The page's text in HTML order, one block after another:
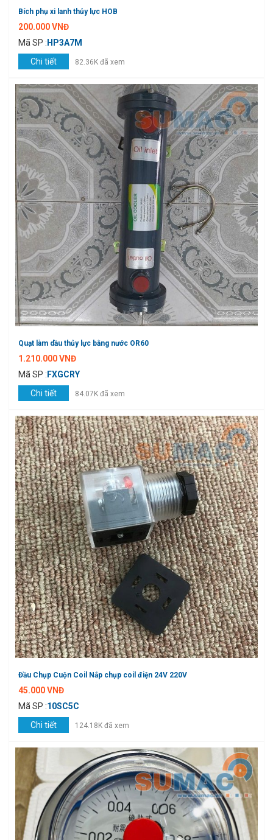
Bích phụ xi lanh thủy lực HOB
200.000 VNĐ
Mã SP : HP3A7M
Chi tiết
82.36K đã xem
Quạt làm dầu thủy lực bằng nước OR60
1.210.000 VNĐ
Mã SP : FXGCRY
Chi tiết
84.07K đã xem
Đầu Chụp Cuộn Coil Nắp chụp coil điện 24V 220V
45.000 VNĐ
Mã SP :10SC5C
Chi tiết
124.18K đã xem